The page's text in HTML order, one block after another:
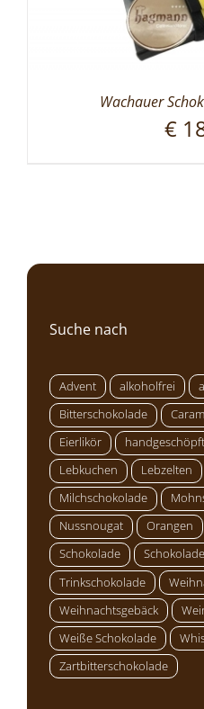
Wachauer
€
Suche nach
Advent alkoholfrei
Bitterschokolade
Eierlikör
handgeschöpft
Lebkuchen
Lebzelten
Milchschokolade
Nussnougat
Orangen
Schokolade
Trinkschokolade
Weihnachtsgebäck
Weiße Schokolade
Zartbitterschokolade